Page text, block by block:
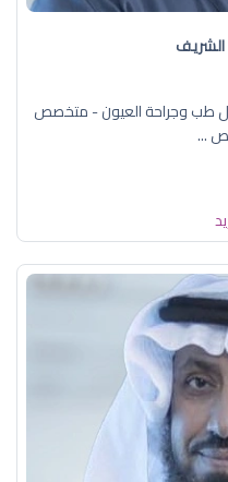
طب وجراحة العيون - متخصص
...